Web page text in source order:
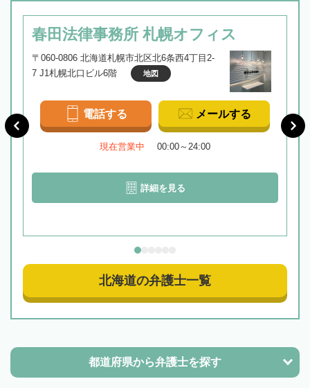
春田法律事務所 札幌オフィス
〒060-0806 北海道札幌市北区北6条西4丁目2-
7 J1札幌北口ビル6階
地図
電話する メールする
現在営業中 00:00～24:00
詳細を見る
北海道の弁護士一覧
都道府県から弁護士を探す